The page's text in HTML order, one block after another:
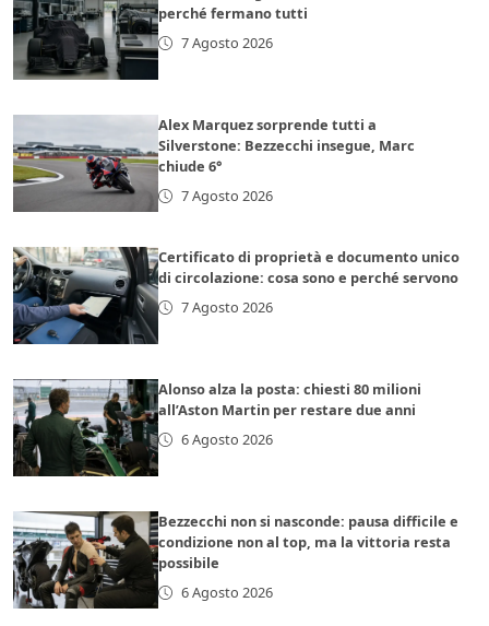
perché fermano tutti
7 Agosto 2026
Alex Marquez sorprende tutti a
Silverstone: Bezzecchi insegue, Marc
chiude 6°
7 Agosto 2026
Certificato di proprietà e documento unico
di circolazione: cosa sono e perché servono
7 Agosto 2026
Alonso alza la posta: chiesti 80 milioni
all’Aston Martin per restare due anni
6 Agosto 2026
Bezzecchi non si nasconde: pausa difficile e
condizione non al top, ma la vittoria resta
possibile
6 Agosto 2026